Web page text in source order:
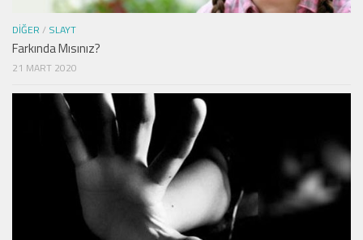
DIĞER / SLAYT
Farkında Mısınız?
21 MART 2020